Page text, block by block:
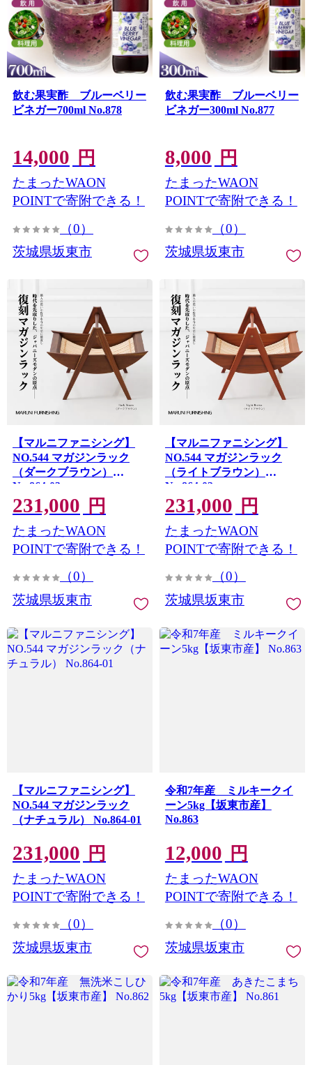
飲む果実酢 ブルーベリー
ビネガー700ml No.878
14,000 円
たまったWAON
POINTで寄附できる！
（0）
茨城県坂東市
飲む果実酢 ブルーベリー
ビネガー300ml No.877
8,000 円
たまったWAON
POINTで寄附できる！
（0）
茨城県坂東市
【マルニファニシング】
NO.544 マガジンラック
（ダークブラウン）
No.864-03
231,000 円
たまったWAON
POINTで寄附できる！
（0）
茨城県坂東市
【マルニファニシング】
NO.544 マガジンラック
（ライトブラウン）
No.864-02
231,000 円
たまったWAON
POINTで寄附できる！
（0）
茨城県坂東市
【マルニファニシング】
NO.544 マガジンラック
（ナチュラル） No.864-01
231,000 円
たまったWAON
POINTで寄附できる！
（0）
茨城県坂東市
令和7年産 ミルキークイ
ーン5kg【坂東市産】
No.863
12,000 円
たまったWAON
POINTで寄附できる！
（0）
茨城県坂東市